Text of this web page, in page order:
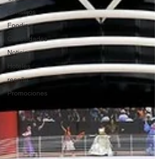
Consejos
Foodie
Curiosidades
Noticias
Hoteles
reseña
Promociones